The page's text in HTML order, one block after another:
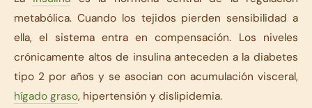
metabólica. Cuando los tejidos pierden sensibilidad a
ella, el sistema entra en compensación. Los niveles
crónicamente altos de insulina anteceden a la diabetes
tipo 2 por años y se asocian con acumulación visceral,
hígado graso, hipertensión y dislipidemia.